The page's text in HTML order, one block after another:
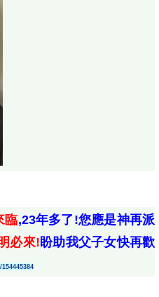
臨,23年多了!您應是神再派
必來!盼助我父子女快再歡